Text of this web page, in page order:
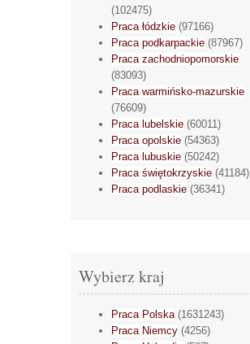
(102475)
Praca łódzkie (97166)
Praca podkarpackie (87967)
Praca zachodniopomorskie
(83093)
Praca warmińsko-mazurskie
(76609)
Praca lubelskie (60011)
Praca opolskie (54363)
Praca lubuskie (50242)
Praca świętokrzyskie (41184)
Praca podlaskie (36341)
Wybierz kraj
Praca Polska(1631243)
Praca Niemcy (4256)